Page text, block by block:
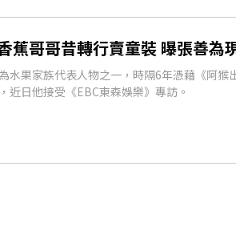
蕉哥哥昔轉行賣童裝 曝張善為
水果家族代表人物之一，時隔6年憑藉《阿猴
近日他接受《EBC東森娛樂》專訪。